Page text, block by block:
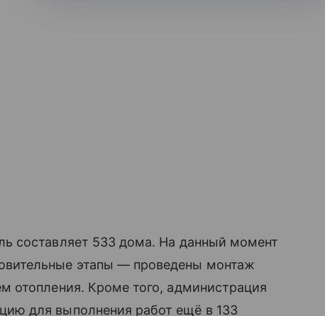
составляет 533 дома. На данный момент
этапы — проведены монтаж
отопления. Кроме того, администрация
для выполнения работ ещё в 133